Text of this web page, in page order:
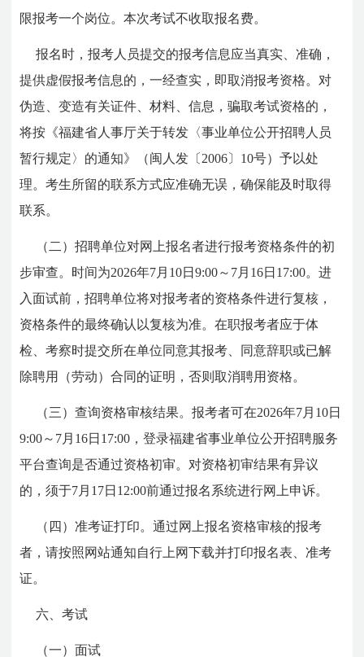
限报考一个岗位。本次考试不收取报名费。
报名时，报考人员提交的报考信息应当真实、准确，
提供虚假报考信息的，一经查实，即取消报考资格。对
伪造、变造有关证件、材料、信息，骗取考试资格的，
将按《福建省人事厅关于转发〈事业单位公开招聘人员
暂行规定〉的通知》（闽人发〔2006〕10号）予以处
理。考生所留的联系方式应准确无误，确保能及时取得
联系。
（二）招聘单位对网上报名者进行报考资格条件的初
步审查。时间为2026年7月10日9:00～7月16日17:00。进
入面试前，招聘单位将对报考者的资格条件进行复核，
资格条件的最终确认以复核为准。在职报考者应于体
检、考察时提交所在单位同意其报考、同意辞职或已解
除聘用（劳动）合同的证明，否则取消聘用资格。
（三）查询资格审核结果。报考者可在2026年7月10日
9:00～7月16日17:00，登录福建省事业单位公开招聘服务
平台查询是否通过资格初审。对资格初审结果有异议
的，须于7月17日12:00前通过报名系统进行网上申诉。
（四）准考证打印。通过网上报名资格审核的报考
者，请按照网站通知自行上网下载并打印报名表、准考
证。
六、考试
（一）面试